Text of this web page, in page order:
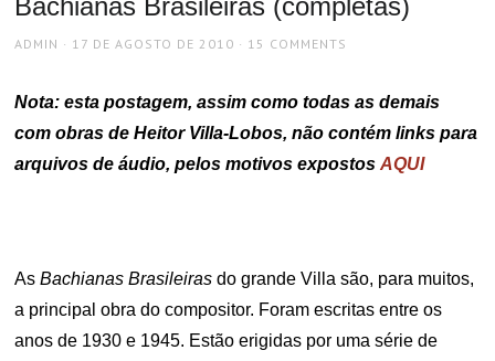
Bachianas Brasileiras (completas)
AUTHOR
ADMIN
POSTED
17 DE AGOSTO DE 2010 15 COMMENTS
Nota: esta postagem, assim como todas as demais
com obras de Heitor Villa-Lobos, não contém links para
arquivos de áudio, pelos motivos expostosAQUI
AsBachianas Brasileiras do grande Villa são, para muitos,
a principal obra do compositor. Foram escritas entre os
anos de 1930 e 1945. Estão erigidas por uma série de